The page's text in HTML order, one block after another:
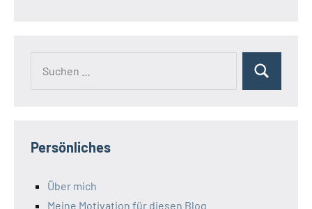
Suchen
Persönliches
Über mich
Meine Motivation für diesen Blog